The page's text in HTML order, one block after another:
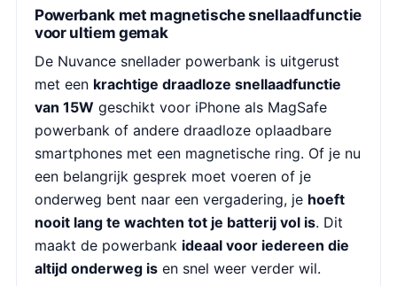
Powerbank met magnetische snellaadfunctie
voor ultiem gemak
De Nuvance snellader powerbank is uitgerust
met een krachtige draadloze snellaadfunctie
van 15W geschikt voor iPhone als MagSafe
powerbank of andere draadloze oplaadbare
smartphones met een magnetische ring. Of je nu
een belangrijk gesprek moet voeren of je
onderweg bent naar een vergadering, je hoeft
nooit lang te wachten tot je batterij vol is. Dit
maakt de powerbank ideaal voor iedereen die
altijd onderweg is en snel weer verder wil.